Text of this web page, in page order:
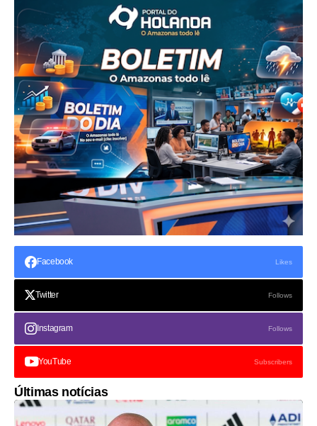
Facebook Likes
Twitter Follows
Instagram Follows
YouTube Subscribers
Últimas notícias